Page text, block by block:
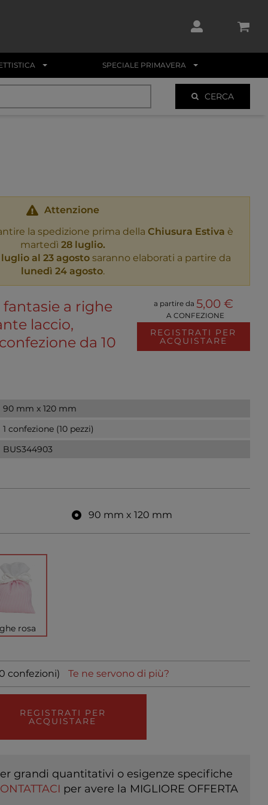
SPECIALE PRIMAVERA
CERCA
Attenzione
la spedizione prima della Chiusura Estiva è
martedì 28 luglio.
al 23 agosto saranno elaborati a partire da
lunedì 24 agosto.
a righe
laccio,
da 10
a partire da 5,00 €
A CONFEZIONE
REGISTRATI PER
ACQUISTARE
90 mm x 120 mm
1 confezione (10 pezzi)
BUS344903
90 mm x 120 mm
rosa
confezioni) Te ne servono di più?
REGISTRATI PER
ACQUISTARE
grandi quantitativi o esigenze specifiche
per avere la MIGLIORE OFFERTA